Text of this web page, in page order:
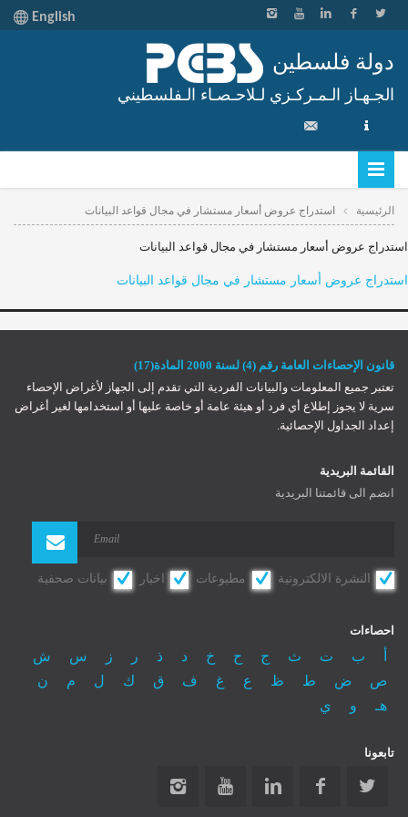
English
دولة فلسطين
الجـهـاز الـمـركـزي لـلاحـصـاء الـفلسطيني
الرئيسية استدراج عروض أسعار مستشار في مجال قواعد البيانات
استدراج عروض أسعار مستشار في مجال قواعد البيانات
استدراج عروض أسعار مستشار في مجال قواعد البيانات
Register Log In
قانون الإحصاءات العامة رقم (4) لسنة 2000 المادة(17)
تعتبر جميع المعلومات والبيانات الفردية التي تقدم إلى الجهاز لأغراض الإحصاء
سرية لا يجوز إطلاع أي فرد أو هيئة عامة أو خاصة عليها أو استخدامها لغير أغراض
إعداد الجداول الإحصائية.
القائمة البريدية
انضم الى قائمتنا البريدية
النشرة الالكترونية مطبوعات اخبار بيانات صحفية
احصاءات
ب ت ث ج ح خ د ذ ر ز س
ش
ص
ض ط ظ ع غ ف ق ك ل م
ن
هـ
و ي
تابعونا